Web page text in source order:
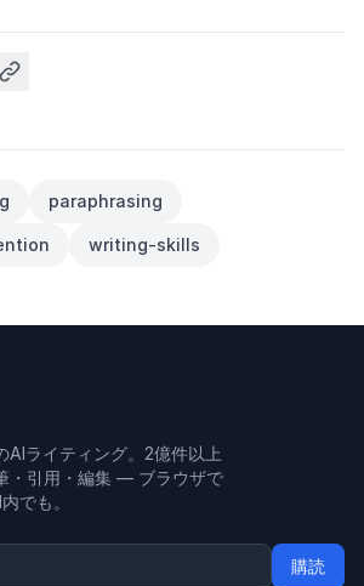
paraphrasing
writing-skills
AIライティング。2億件以上
・引用・編集 — ブラウザで
でも。
購読